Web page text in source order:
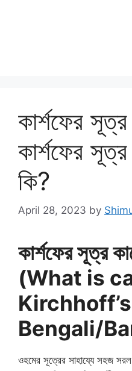
কার্শফের
কার্শফের
কি?
April 28, 2023 by
কার্শফের সূত্র
(What is
Bengali/
ওহমের সূত্রের সাহায্যে সহজ সরল